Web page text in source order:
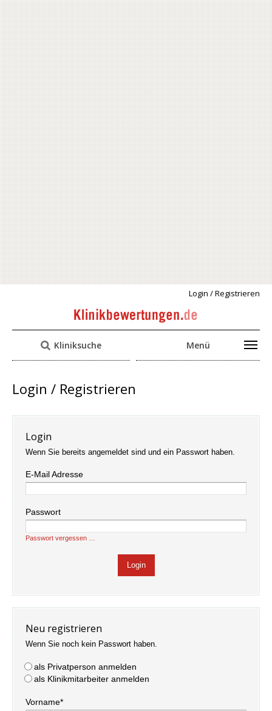
Login / Registrieren
Kliniksuche Menü
Login / Registrieren
Login
Wenn Sie bereits angemeldet sind und ein Passwort haben.
E-Mail Adresse
Passwort
Passwort vergessen …
Neu registrieren
Wenn Sie noch kein Passwort haben.
als Privatperson anmelden
als Klinikmitarbeiter anmelden
Vorname*